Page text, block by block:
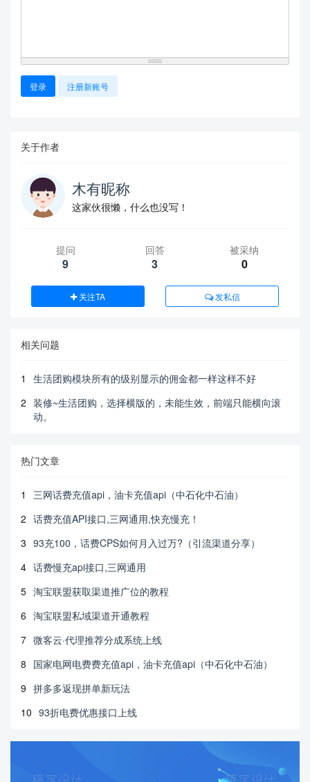
登录 注册新账号
关于作者
木有昵称
这家伙很懒，什么也没写！
提问
9
回答
3
被采纳
0
关注TA 发私信
相关问题
1
生活团购模块所有的级别显示的佣金都一样这样不好
2 装修~生活团购，选择横版的，未能生效，前端只能横向滚
动。
热门文章
1
三网话费充值api，油卡充值api（中石化中石油）
2 话费充值API接口,三网通用,快充慢充！
3 93充100，话费CPS如何月入过万?（引流渠道分享）
4 话费慢充api接口,三网通用
5 淘宝联盟获取渠道推广位的教程
6 淘宝联盟私域渠道开通教程
7 微客云·代理推荐分成系统上线
8 国家电网电费费充值api，油卡充值api（中石化中石油）
9 拼多多返现拼单新玩法
10 93折电费优惠接口上线